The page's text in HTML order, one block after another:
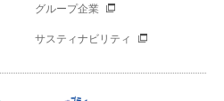
グループ企業
サスティナビリティ